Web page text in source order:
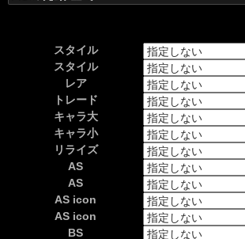
索:
スタイル
スタイル
レア
トレード
キャラ大
キャラ小
リライズ
AS
AS
AS icon
AS icon
BS